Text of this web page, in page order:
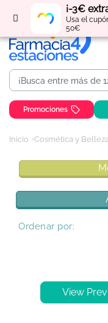
¡-3€
Usa el
50€
Regístratey
Promociones
Inicio Cosmética y
Ordenar por:
View